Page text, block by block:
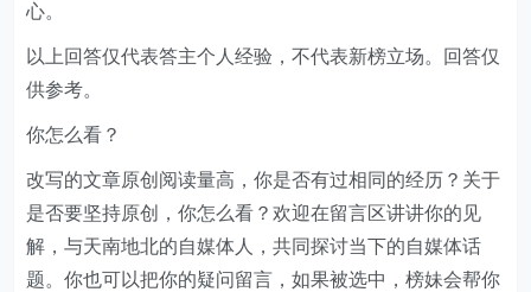
心。
以上回答仅代表答主个人经验，不代表新榜立场。回答仅
供参考。
你怎么看？
改写的文章原创阅读量高，你是否有过相同的经历？关于
是否要坚持原创，你怎么看？欢迎在留言区讲讲你的见
解，与天南地北的自媒体人，共同探讨当下的自媒体话
题。你也可以把你的疑问留言，如果被选中，榜妹会帮你